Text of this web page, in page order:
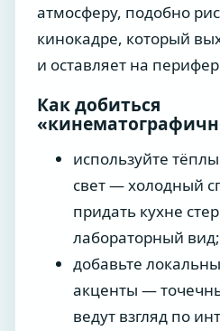
атмосферу, подобно
кинокадре, который
и оставляет на
Как добиться
используйте
свет — холодный
придать кухне
лабораторный вид;
добавьте
акценты —
ведут взгляд по